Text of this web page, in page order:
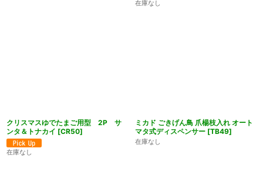
在庫なし
クリスマスゆでたまご用型 2P サ
ンタ＆トナカイ [CR50]
在庫なし
ミカド ごきげん鳥 爪楊枝入れ オート
マタ式ディスペンサー [TB49]
在庫なし